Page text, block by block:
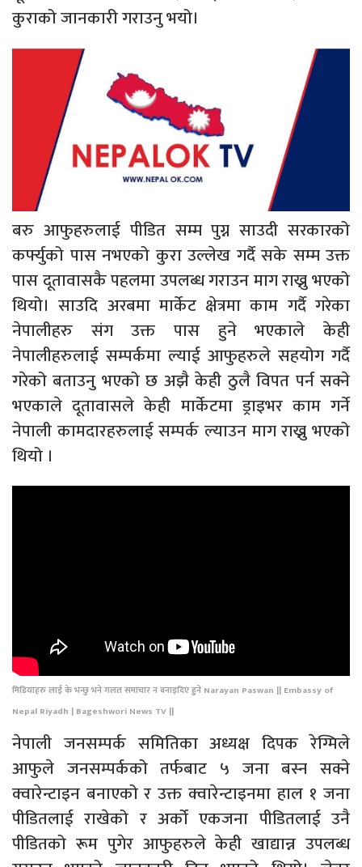
कुराको जानकारी गराउनु भयो।
बरु आफुहरुलाई पीडित सम्म पुग्न साउदी सरकारको
कर्फ्युको पास नभएको कुरा उल्लेख गर्दै सके सम्म उक्त
पास दूतावासकै पहलमा उपलब्ध गराउन माग राख्नु भएको
थियो। साउदि अरबमा मार्केट क्षेत्रमा काम गर्दै गरेका
नेपालीहरु संग उक्त पास हुने भएकाले केही
नेपालीहरुलाई सम्पर्कमा ल्याई आफुहरुले सहयोग गर्दै
गरेको बताउनु भएको छ अझै केही ठुलै विपत पर्न सक्ने
भएकाले दूतावासले केही मार्केटमा ड्राइभर काम गर्ने
नेपाली कामदारहरुलाई सम्पर्क ल्याउन माग राख्नु भएको
थियो ।
मिडियाहरु लाई के भन्छु भने गलत समाचार न बनाइदिए हुने Narayan Paswan || Embassy of
Nepal Riyadh | Bageshwori News TV ||
नेपाली जनसम्पर्क समितिका अध्यक्ष दिपक रेग्मिले
आफुले जनसम्पर्कको तर्फबाट ५ जना बस्न सक्ने
क्वारेन्टाइन बनाएको र उक्त क्वारेन्टाइनमा हाल १ जना
पीडितलाई राखेको र अर्को एकजना पीडितलाई उनै
पीडितको रूम पुगेर आफुहरुले केही खाद्यान्न उपलब्ध